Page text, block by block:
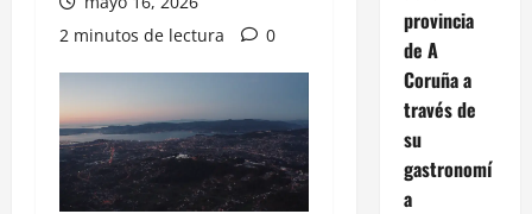
2 minutos de lectura
0
provincia
de A
Coruña a
través de
su
gastronomí
a